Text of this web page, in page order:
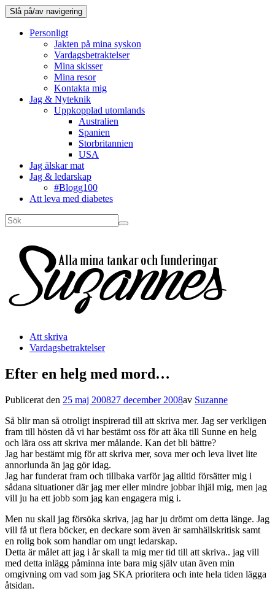
Slå på/av navigering
Personligt
Jakten på mina syskon
Vardagsbetraktelser
Mina skisser
Mina resor
Kontakta mig
Jag & Nyteknik
Uppkopplad utomlands
Australien
Spanien
Storbritannien
USA
Jag älskar mat
Jag & ledarskap
#Blogg100
Att leva med diabetes
Att skriva
Vardagsbetraktelser
Efter en helg med mord…
Publicerat den 25 maj 200827 december 2008av Suzanne
Så blir man så otroligt inspirerad till att skriva mer. Jag ser verkligen
fram till hösten då vi har bestämt oss för att åka till Sunne en helg
och lära oss att skriva mer målande. Kan det bli bättre?
Jag har bestämt mig för att skriva mer, sova mer och leva livet lite
annorlunda än jag gör idag.
Jag har funderat fram och tillbaka varför jag alltid försätter mig i
sådana situationer där jag mer eller mindre jobbar ihjäl mig, men jag
vill ju ha ett jobb som jag kan engagera mig i.
Men nu skall jag försöka skriva, jag har ju drömt om detta länge. Jag
vill få ut flera böcker, en deckare som även är samhällskritisk samt
en rolig bok som handlar om ungt ledarskap.
Detta är målet att jag i år skall ta mig mer tid till att skriva.. jag vill
med detta inlägg påminna inte bara mig själv utan även min
omgivning om vad som jag SKA prioritera och inte hela tiden lägga
åtsidan.